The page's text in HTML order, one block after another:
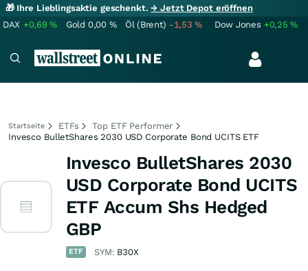
🎁 Ihre Lieblingsaktie geschenkt.→ Jetzt Depot eröffnen
DAX +0,69% Gold 0,00 % Öl (Brent) -1,53% Dow Jones +0,25%
Startseite ETFs
Top ETF Performer
Invesco BulletShares 2030 USD Corporate Bond UCITS ETF
Invesco BulletShares 2030
USD Corporate Bond UCITS
ETF Accum Shs Hedged
GBP
ETF SYM: B30X